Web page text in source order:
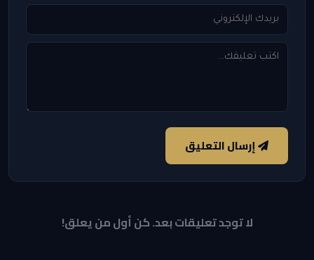
إرسال التعليق
لا توجد تعليقات بعد. كن أول من يعلق!